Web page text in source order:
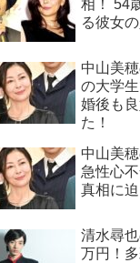
相！ 54
る彼女の
中山美
の大学
婚後も
た！
中山美
急性心
真相に迫
清水尋
万円！